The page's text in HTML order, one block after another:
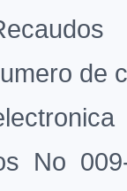
de
No